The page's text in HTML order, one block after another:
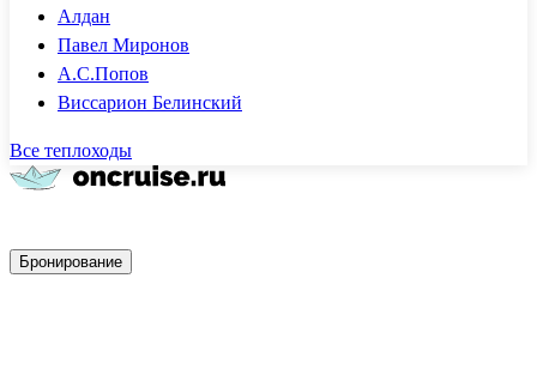
Алдан
Павел Миронов
А.С.Попов
Виссарион Белинский
Все теплоходы
Бронирование